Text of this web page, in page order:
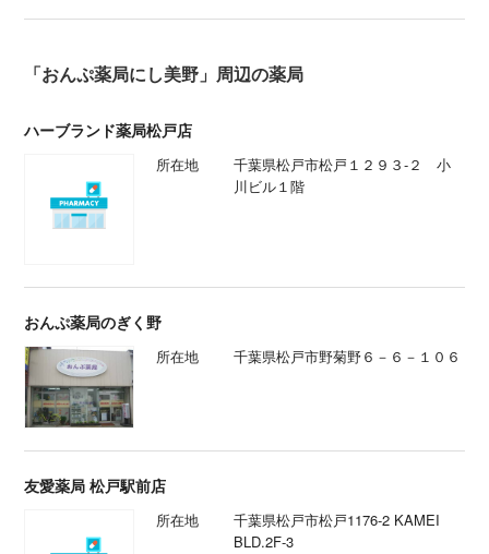
「おんぷ薬局にし美野」周辺の薬局
ハーブランド薬局松戸店
所在地
千葉県松戸市松戸１２９３-２ 小
川ビル１階
おんぷ薬局のぎく野
所在地 千葉県松戸市野菊野６－６－１０６
友愛薬局 松戸駅前店
所在地
千葉県松戸市松戸1176-2 KAMEI
BLD.2F-3